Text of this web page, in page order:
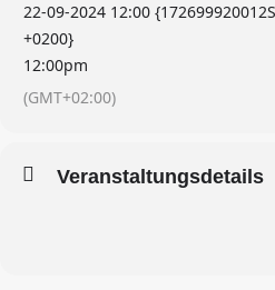
22-09-2024 12:00
+0200}
12:00pm
(GMT+02:00)
Veranstaltungsdetails